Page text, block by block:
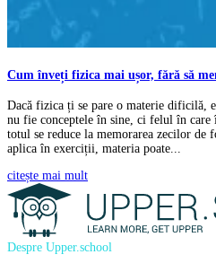
Cum înveți fizica mai ușor, fără să
Dacă fizica ți se pare o materie dificilă,
nu fie conceptele în sine, ci felul în
totul se reduce la memorarea zecilor de
aplica în exerciții, materia poate...
citește mai mult
Despre Upper.school